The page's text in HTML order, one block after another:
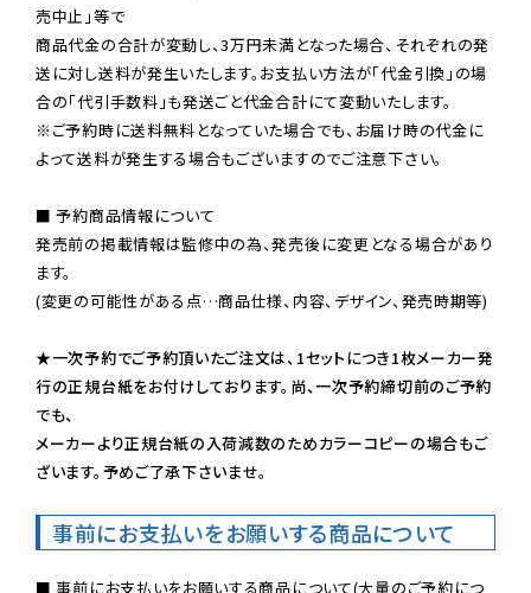
売中止」等で
商品代金の合計が変動し、3万円未満となった場合、それぞれの発
送に対し送料が発生いたします。お支払い方法が「代金引換」の場
※ご予約時に送料無料となっていた場合でも、お届け時の代金に
よって送料が発生する場合もございますのでご注意下さい。
■ 予約商品情報について
発売前の掲載情報は監修中の為、発売後に変更となる場合があり
ます。
(変更の可能性がある点…商品仕様、内容、デザイン、発売時期等)
★一次予約でご予約頂いたご注文は、1セットにつき1枚メーカー発
行の正規台紙をお付けしております。尚、一次予約締切前のご予約
でも、
メーカーより正規台紙の入荷減数のためカラーコピーの場合もご
ざいます。予めご了承下さいませ。
事前にお支払いをお願いする商品について
■ 事前にお支払いをお願いする商品について(大量のご予約につ